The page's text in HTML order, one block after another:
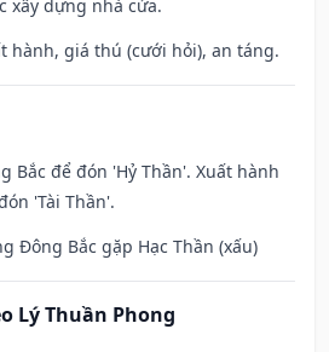
xây dựng nhà cửa.
hành, giá thú (cưới hỏi), an táng.
Bắc để đón 'Hỷ Thần'. Xuất hành
'Tài Thần'.
Đông Bắc gặp Hạc Thần (xấu)
Lý Thuần Phong